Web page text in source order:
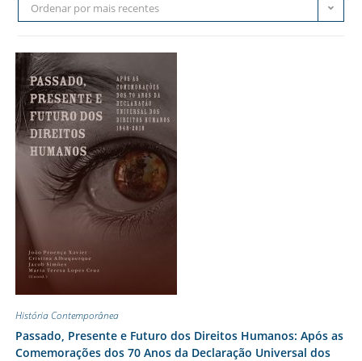
Ordenar por mais recentes
História Contemporânea
Passado, Presente e Futuro dos Direitos Humanos: Após as
Comemorações dos 70 Anos da Declaração Universal dos